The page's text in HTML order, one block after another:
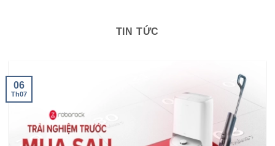
TIN TỨC
06
Th07